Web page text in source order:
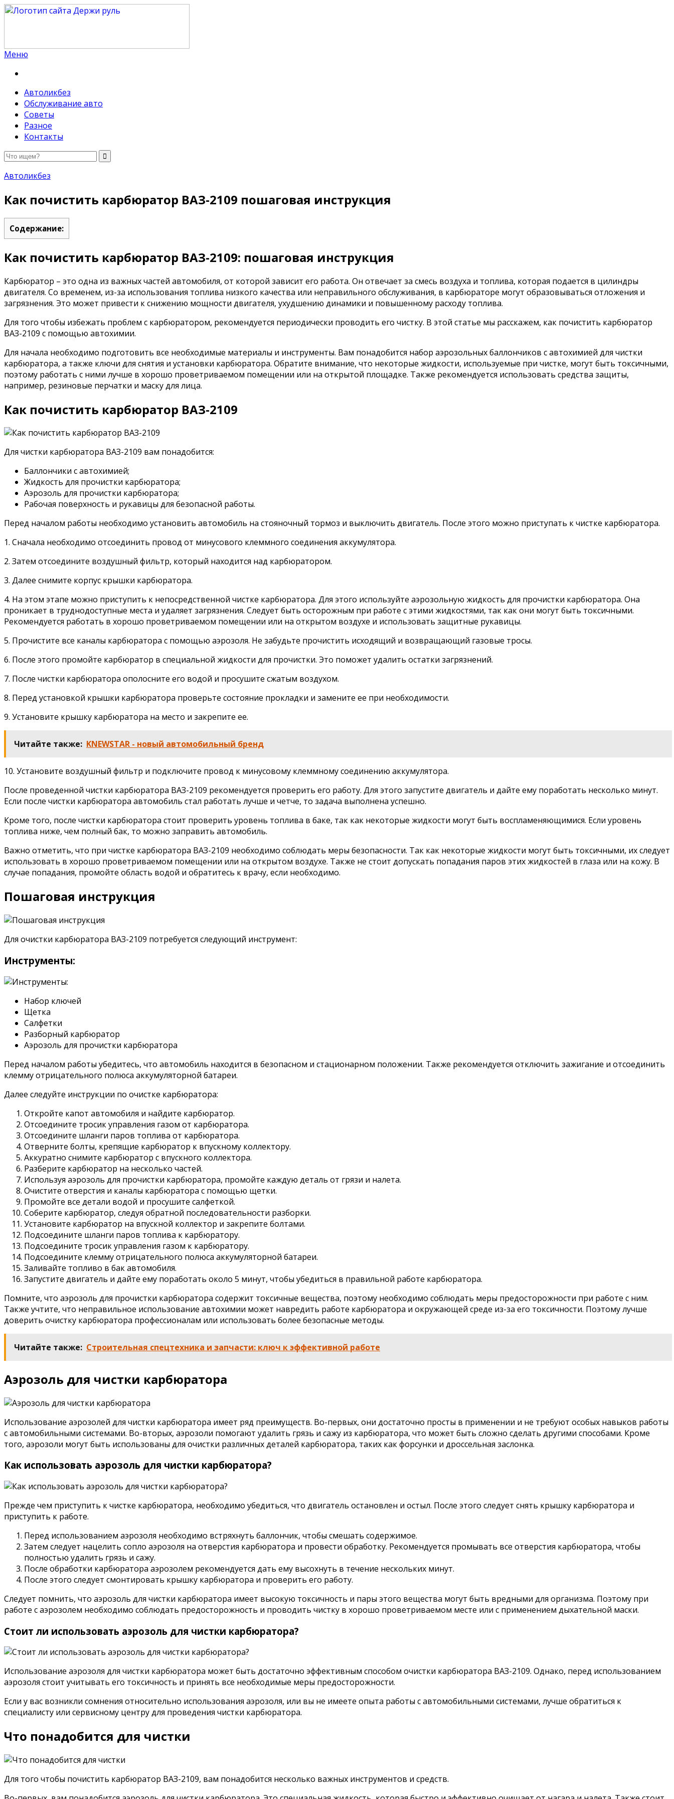
Меню
Автоликбез
Обслуживание авто
Советы
Разное
Контакты
Автоликбез
Как почистить карбюратор ВАЗ-2109 пошаговая инструкция
Содержание:
Как почистить карбюратор ВАЗ-2109: пошаговая инструкция
Карбюратор – это одна из важных частей автомобиля, от которой зависит его работа. Он отвечает за смесь воздуха и топлива, которая подается в цилиндры
двигателя. Со временем, из-за использования топлива низкого качества или неправильного обслуживания, в карбюраторе могут образовываться отложения и
загрязнения. Это может привести к снижению мощности двигателя, ухудшению динамики и повышенному расходу топлива.
Для того чтобы избежать проблем с карбюратором, рекомендуется периодически проводить его чистку. В этой статье мы расскажем, как почистить карбюратор
ВАЗ-2109 с помощью автохимии.
Для начала необходимо подготовить все необходимые материалы и инструменты. Вам понадобится набор аэрозольных баллончиков с автохимией для чистки
карбюратора, а также ключи для снятия и установки карбюратора. Обратите внимание, что некоторые жидкости, используемые при чистке, могут быть токсичными,
поэтому работать с ними лучше в хорошо проветриваемом помещении или на открытой площадке. Также рекомендуется использовать средства защиты,
например, резиновые перчатки и маску для лица.
Как почистить карбюратор ВАЗ-2109
Для чистки карбюратора ВАЗ-2109 вам понадобится:
Баллончики с автохимией;
Жидкость для прочистки карбюратора;
Аэрозоль для прочистки карбюратора;
Рабочая поверхность и рукавицы для безопасной работы.
Перед началом работы необходимо установить автомобиль на стояночный тормоз и выключить двигатель. После этого можно приступать к чистке карбюратора.
1. Сначала необходимо отсоединить провод от минусового клеммного соединения аккумулятора.
2. Затем отсоедините воздушный фильтр, который находится над карбюратором.
3. Далее снимите корпус крышки карбюратора.
4. На этом этапе можно приступить к непосредственной чистке карбюратора. Для этого используйте аэрозольную жидкость для прочистки карбюратора. Она
проникает в труднодоступные места и удаляет загрязнения. Следует быть осторожным при работе с этими жидкостями, так как они могут быть токсичными.
Рекомендуется работать в хорошо проветриваемом помещении или на открытом воздухе и использовать защитные рукавицы.
5. Прочистите все каналы карбюратора с помощью аэрозоля. Не забудьте прочистить исходящий и возвращающий газовые тросы.
6. После этого промойте карбюратор в специальной жидкости для прочистки. Это поможет удалить остатки загрязнений.
7. После чистки карбюратора ополосните его водой и просушите сжатым воздухом.
8. Перед установкой крышки карбюратора проверьте состояние прокладки и замените ее при необходимости.
9. Установите крышку карбюратора на место и закрепите ее.
Читайте также: KNEWSTAR - новый автомобильный бренд
10. Установите воздушный фильтр и подключите провод к минусовому клеммному соединению аккумулятора.
После проведенной чистки карбюратора ВАЗ-2109 рекомендуется проверить его работу. Для этого запустите двигатель и дайте ему поработать несколько минут.
Если после чистки карбюратора автомобиль стал работать лучше и четче, то задача выполнена успешно.
Кроме того, после чистки карбюратора стоит проверить уровень топлива в баке, так как некоторые жидкости могут быть воспламеняющимися. Если уровень
топлива ниже, чем полный бак, то можно заправить автомобиль.
Важно отметить, что при чистке карбюратора ВАЗ-2109 необходимо соблюдать меры безопасности. Так как некоторые жидкости могут быть токсичными, их следует
использовать в хорошо проветриваемом помещении или на открытом воздухе. Также не стоит допускать попадания паров этих жидкостей в глаза или на кожу. В
случае попадания, промойте область водой и обратитесь к врачу, если необходимо.
Пошаговая инструкция
Для очистки карбюратора ВАЗ-2109 потребуется следующий инструмент:
Инструменты:
Набор ключей
Щетка
Салфетки
Разборный карбюратор
Аэрозоль для прочистки карбюратора
Перед началом работы убедитесь, что автомобиль находится в безопасном и стационарном положении. Также рекомендуется отключить зажигание и отсоединить
клемму отрицательного полюса аккумуляторной батареи.
Далее следуйте инструкции по очистке карбюратора:
Откройте капот автомобиля и найдите карбюратор.
Отсоедините тросик управления газом от карбюратора.
Отсоедините шланги паров топлива от карбюратора.
Отверните болты, крепящие карбюратор к впускному коллектору.
Аккуратно снимите карбюратор с впускного коллектора.
Разберите карбюратор на несколько частей.
Используя аэрозоль для прочистки карбюратора, промойте каждую деталь от грязи и налета.
Очистите отверстия и каналы карбюратора с помощью щетки.
Промойте все детали водой и просушите салфеткой.
Соберите карбюратор, следуя обратной последовательности разборки.
Установите карбюратор на впускной коллектор и закрепите болтами.
Подсоедините шланги паров топлива к карбюратору.
Подсоедините тросик управления газом к карбюратору.
Подсоедините клемму отрицательного полюса аккумуляторной батареи.
Заливайте топливо в бак автомобиля.
Запустите двигатель и дайте ему поработать около 5 минут, чтобы убедиться в правильной работе карбюратора.
Помните, что аэрозоль для прочистки карбюратора содержит токсичные вещества, поэтому необходимо соблюдать меры предосторожности при работе с ним.
Также учтите, что неправильное использование автохимии может навредить работе карбюратора и окружающей среде из-за его токсичности. Поэтому лучше
доверить очистку карбюратора профессионалам или использовать более безопасные методы.
Читайте также: Строительная спецтехника и запчасти: ключ к эффективной работе
Аэрозоль для чистки карбюратора
Использование аэрозолей для чистки карбюратора имеет ряд преимуществ. Во-первых, они достаточно просты в применении и не требуют особых навыков работы
с автомобильными системами. Во-вторых, аэрозоли помогают удалить грязь и сажу из карбюратора, что может быть сложно сделать другими способами. Кроме
того, аэрозоли могут быть использованы для очистки различных деталей карбюратора, таких как форсунки и дроссельная заслонка.
Как использовать аэрозоль для чистки карбюратора?
Прежде чем приступить к чистке карбюратора, необходимо убедиться, что двигатель остановлен и остыл. После этого следует снять крышку карбюратора и
приступить к работе.
Перед использованием аэрозоля необходимо встряхнуть баллончик, чтобы смешать содержимое.
Затем следует нацелить сопло аэрозоля на отверстия карбюратора и провести обработку. Рекомендуется промывать все отверстия карбюратора, чтобы
полностью удалить грязь и сажу.
После обработки карбюратора аэрозолем рекомендуется дать ему высохнуть в течение нескольких минут.
После этого следует смонтировать крышку карбюратора и проверить его работу.
Следует помнить, что аэрозоль для чистки карбюратора имеет высокую токсичность и пары этого вещества могут быть вредными для организма. Поэтому при
работе с аэрозолем необходимо соблюдать предосторожность и проводить чистку в хорошо проветриваемом месте или с применением дыхательной маски.
Стоит ли использовать аэрозоль для чистки карбюратора?
Использование аэрозоля для чистки карбюратора может быть достаточно эффективным способом очистки карбюратора ВАЗ-2109. Однако, перед использованием
аэрозоля стоит учитывать его токсичность и принять все необходимые меры предосторожности.
Если у вас возникли сомнения относительно использования аэрозоля, или вы не имеете опыта работы с автомобильными системами, лучше обратиться к
специалисту или сервисному центру для проведения чистки карбюратора.
Что понадобится для чистки
Для того чтобы почистить карбюратор ВАЗ-2109, вам понадобится несколько важных инструментов и средств.